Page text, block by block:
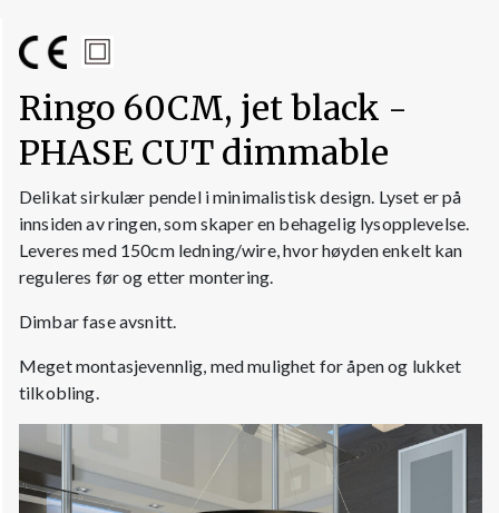
Ringo 60CM, jet black -
PHASE CUT dimmable
Delikat sirkulær pendel i minimalistisk design. Lyset er på
innsiden av ringen, som skaper en behagelig lysopplevelse.
Leveres med 150cm ledning/wire, hvor høyden enkelt kan
reguleres før og etter montering.
Dimbar fase avsnitt.
Meget montasjevennlig, med mulighet for åpen og lukket
tilkobling.